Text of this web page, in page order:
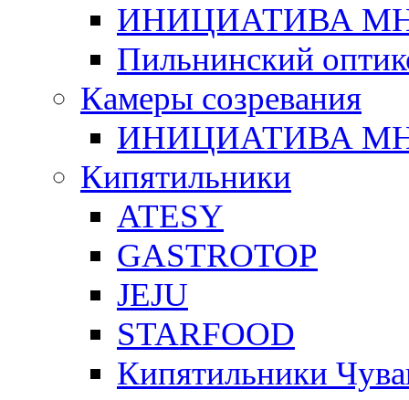
ИНИЦИАТИВА
Пильнинский
Камеры созревания
ИНИЦИАТИВА
Кипятильники
ATESY
GASTROTOP
JEJU
STARFOOD
Кипятильники